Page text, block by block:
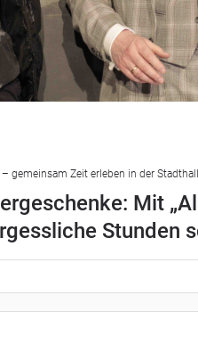
gemeinsam Zeit erleben in der
Mit
Stunden